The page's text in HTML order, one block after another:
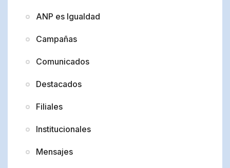
ANP es Igualdad
Campañas
Comunicados
Destacados
Filiales
Institucionales
Mensajes